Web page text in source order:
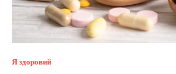
Я здоровий